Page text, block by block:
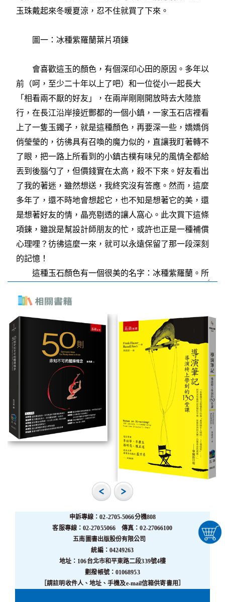
申訴專線：02-2705-5066分機808
客服專線：02-27055066 傳真：02-27066100
五南圖書出版股份有限公司
統編：04249263
地址：106台北市和平東路二段339號4樓
劃撥帳號：01068953
［請註明收件人、地址、手機及e-mail信箱供寄書用］